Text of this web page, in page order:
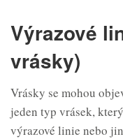
Výrazové
vrásky)
Vrásky se mohou
jeden typ vrásek, který
výrazové linie nebo